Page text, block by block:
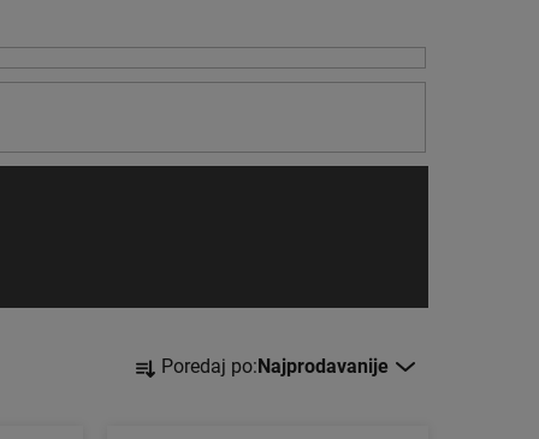
S
o Poredaj po:Najprodavanije